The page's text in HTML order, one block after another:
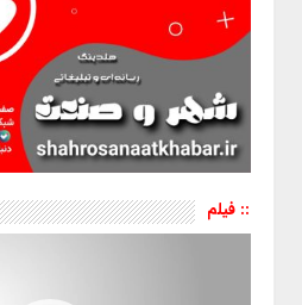
:: فیلم
نمایشگر